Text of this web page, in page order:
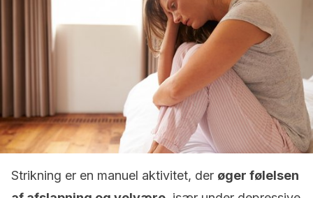
Strikning er en manuel aktivitet, der øger følelsen